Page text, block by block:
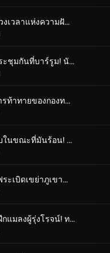
ตอนที่ 24 ช่วงเวลาแห่งความฝัน! ซุปเซ็นจูรี่ของเซ็ตซึโนะ!
ตอนที่ 25 ประชุมกันที่บาร์รูม! นักล่าอาหารที่ทรงพลังและมากมาย!
ตอนที่ 26 การท้าทายของกองทหารนักล่าอาหาร! มาถึงนรกเยือกแข็งแล้ว!
ตอนที่ 27 รีบในขณะที่มันร้อน! การแข่งขันเอาชีวิตรอดบนน้ำแข็ง!
ตอนที่ 28 ไฟระเบิดเขย่าภูเขาน้ำแข็ง! ตัวตนของชายสวมหน้ากาก!
ตอนที่ 29 ผู้ฝึกแมลงผู้รุ่งโรจน์! ทอมมี่ร็อด ปะทะ โทริโกะ!